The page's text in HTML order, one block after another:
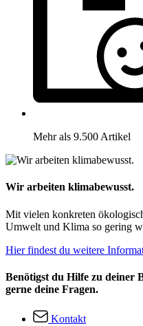
Mehr als 9.500 Artikel
Wir arbeiten klimabewusst.
Mit vielen konkreten
Umwelt und Klima so gering
Hier findest du weitere
Benötigst du Hilfe zu deiner
gerne deine Fragen.
Kontakt